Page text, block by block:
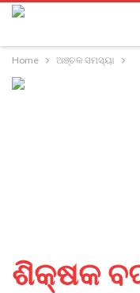
Home ଅଞ୍ଚଳ ସମସ୍ୟା
ଶିକ୍ଷକ